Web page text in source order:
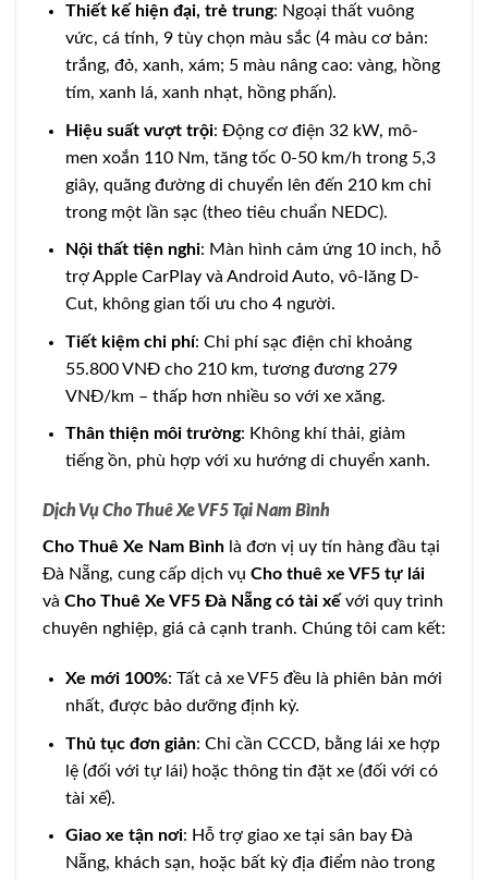
Thiết kế hiện đại, trẻ trung: Ngoại thất vuông
vức, cá tính, 9 tùy chọn màu sắc (4 màu cơ bản:
trắng, đỏ, xanh, xám; 5 màu nâng cao: vàng, hồng
tím, xanh lá, xanh nhạt, hồng phấn).
Hiệu suất vượt trội: Động cơ điện 32 kW, mô-
men xoắn 110 Nm, tăng tốc 0-50 km/h trong 5,3
giây, quãng đường di chuyển lên đến 210 km chỉ
trong một lần sạc (theo tiêu chuẩn NEDC).
Nội thất tiện nghi: Màn hình cảm ứng 10 inch, hỗ
trợ Apple CarPlay và Android Auto, vô-lăng D-
Cut, không gian tối ưu cho 4 người.
Tiết kiệm chi phí: Chi phí sạc điện chỉ khoảng
55.800 VNĐ cho 210 km, tương đương 279
VNĐ/km – thấp hơn nhiều so với xe xăng.
Thân thiện môi trường: Không khí thải, giảm
tiếng ồn, phù hợp với xu hướng di chuyển xanh.
Dịch Vụ Cho Thuê Xe VF5 Tại Nam Bình
Cho Thuê Xe Nam Bình là đơn vị uy tín hàng đầu tại
Đà Nẵng, cung cấp dịch vụ Cho thuê xe VF5 tự lái
và Cho Thuê Xe VF5 Đà Nẵng có tài xế với quy trình
chuyên nghiệp, giá cả cạnh tranh. Chúng tôi cam kết:
Xe mới 100%: Tất cả xe VF5 đều là phiên bản mới
nhất, được bảo dưỡng định kỳ.
Thủ tục đơn giản: Chỉ cần CCCD, bằng lái xe hợp
lệ (đối với tự lái) hoặc thông tin đặt xe (đối với có
tài xế).
Giao xe tận nơi: Hỗ trợ giao xe tại sân bay Đà
Nẵng, khách sạn, hoặc bất kỳ địa điểm nào trong